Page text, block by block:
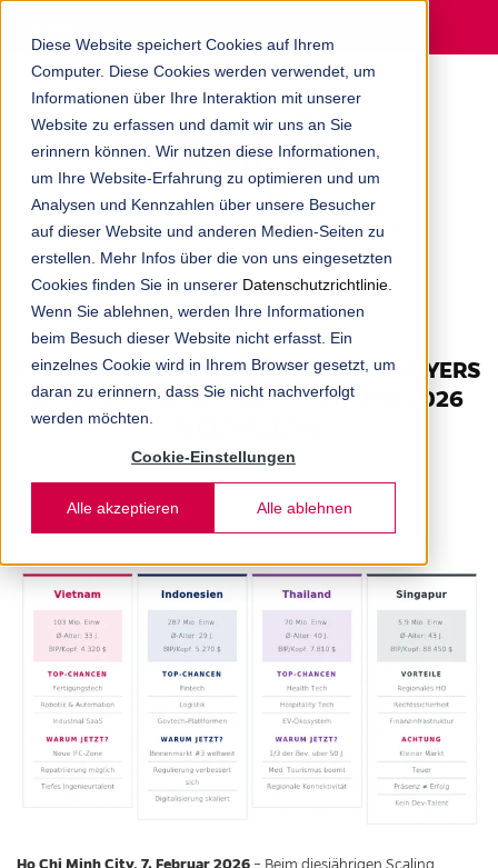
Diese Website speichert Cookies auf Ihrem
Computer. Diese Cookies werden verwendet, um
Informationen über Ihre Interaktion mit unserer
Website zu erfassen und damit wir uns an Sie
erinnern können. Wir nutzen diese Informationen,
um Ihre Website-Erfahrung zu optimieren und um
Analysen und Kennzahlen über unsere Besucher
auf dieser Website und anderen Medien-Seiten zu
erstellen. Mehr Infos über die von uns eingesetzten
Cookies finden Sie in unserer Datenschutzrichtlinie
Wenn Sie ablehnen, werden Ihre Informationen
beim Besuch dieser Website nicht erfasst. Ein
einzelnes Cookie wird in Ihrem Browser gesetzt, um
daran zu erinnern, dass Sie nicht nachverfolgt
werden möchten.
Cookie-Einstellungen
Alle akzeptieren Alle ablehnen
ERFAHREN SIE AUF DEM BLOG ALLES
RUND UM DIE DIGITALAGENTUR AUS
SÜDOSTASIEN NEU DENKEN: PAUL MEYERS
BEIM SCALING BUSINESS SUMMIT 2026
15. MÄRZ 2026
Ho Chi Minh City, 7. Februar 2026 – Beim diesjährigen Scaling